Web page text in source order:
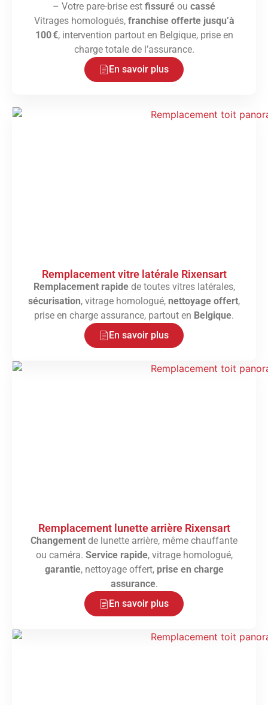
– Votre pare-brise est fissuré ou cassé
Vitrages homologués, franchise offerte jusqu’à
100 €, intervention partout en Belgique, prise en
charge totale de l’assurance.
En savoir plus
Remplacement vitre latérale Rixensart
Remplacement rapidede toutes vitres latérales,
sécurisation, vitrage homologué, nettoyage offert,
prise en charge assurance, partout en Belgique.
En savoir plus
Remplacement lunette arrière Rixensart
Changement de lunette arrière, même chauffante
ou caméra. Service rapide, vitrage homologué,
garantie, nettoyage offert, prise en charge
assurance.
En savoir plus